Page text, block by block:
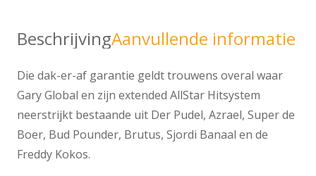
BeschrijvingAanvullende informatie
Die dak-er-af garantie geldt trouwens overal waar
Gary Global en zijn extended AllStar Hitsystem
neerstrijkt bestaande uit Der Pudel, Azrael, Super de
Boer, Bud Pounder, Brutus, Sjordi Banaal en de
Freddy Kokos.